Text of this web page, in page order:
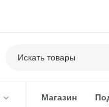
Магазин